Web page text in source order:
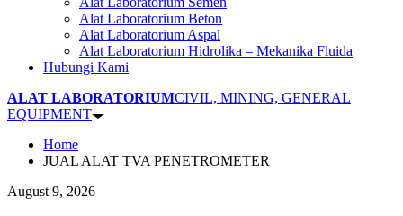
Alat Laboratorium Beton
Alat Laboratorium Aspal
Alat Laboratorium Hidrolika – Mekanika Fluida
Hubungi Kami
ALAT LABORATORIUMCIVIL, MINING, GENERAL
EQUIPMENT
Home
JUAL ALAT TVA PENETROMETER
August 9, 2026